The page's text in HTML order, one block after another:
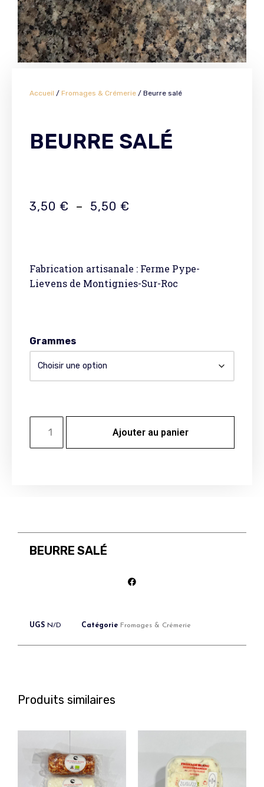
Accueil / Fromages & Crémerie / Beurre salé
BEURRE SALÉ
3,50 € – 5,50 €
Fabrication artisanale : Ferme Pype-
Lievens de Montignies-Sur-Roc
Grammes
Ajouter au panier
BEURRE SALÉ
UGS N/D Catégorie Fromages & Crémerie
Produits similaires